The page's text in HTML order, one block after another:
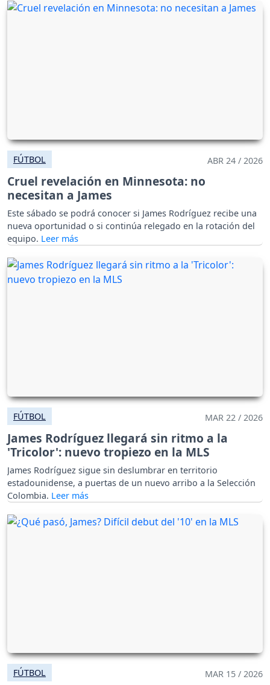
FÚTBOL ABR 24 / 2026
Cruel revelación en Minnesota: no
necesitan a James
Este sábado se podrá conocer si James Rodríguez recibe una
nueva oportunidad o si continúa relegado en la rotación del
equipo.
FÚTBOL MAR 22 / 2026
James Rodríguez llegará sin ritmo a la
'Tricolor': nuevo tropiezo en la MLS
James Rodríguez sigue sin deslumbrar en territorio
estadounidense, a puertas de un nuevo arribo a la Selección
Colombia.
FÚTBOL MAR 15 / 2026